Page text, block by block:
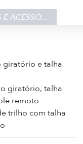
OPÇÕES E ACESSÓRIOS
giratório e talha
giratório, talha
remoto
trilho com talha